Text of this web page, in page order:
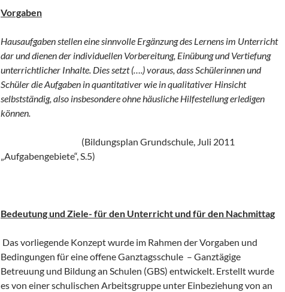
Vorgaben
Hausaufgaben stellen eine sinnvolle Ergänzung des Lernens im Unterricht
dar und dienen der individuellen Vorbereitung, Einübung und Vertiefung
unterrichtlicher Inhalte. Dies setzt (….) voraus, dass Schülerinnen und
Schüler die Aufgaben in quantitativer wie in qualitativer Hinsicht
selbstständig, also insbesondere ohne häusliche Hilfestellung erledigen
können.
(Bildungsplan Grundschule, Juli 2011
„Aufgabengebiete“, S.5)
Bedeutung und Ziele- für den Unterricht und für den Nachmittag
Das vorliegende Konzept wurde im Rahmen der Vorgaben und
Bedingungen für eine offene Ganztagsschule – Ganztägige
Betreuung und Bildung an Schulen (GBS) entwickelt. Erstellt wurde
es von einer schulischen Arbeitsgruppe unter Einbeziehung von an